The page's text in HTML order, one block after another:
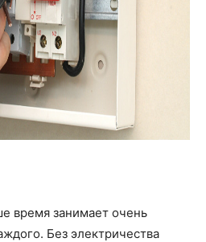
время занимает очень
Без электричества